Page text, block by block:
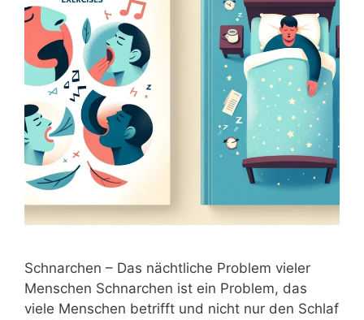
Schnarchen – Das nächtliche Problem vieler
Menschen Schnarchen ist ein Problem, das
viele Menschen betrifft und nicht nur den Schlaf